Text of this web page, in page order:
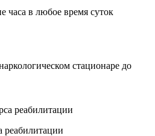
часа в любое время суток
стационаре до
реабилитации